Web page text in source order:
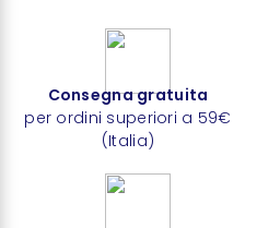
Consegna gratuita
per ordini superiori a 59€
(Italia)